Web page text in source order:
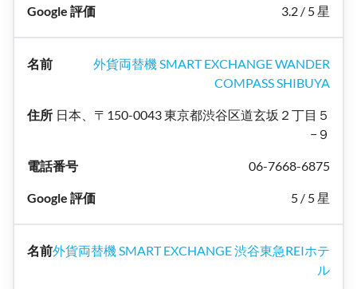
3.2 / 5 星
外貨両替機 SMART EXCHANGE WANDER
COMPASS SHIBUYA
日本、〒150-0043 東京都渋谷区道玄坂２丁目５
−９
06-7668-6875
5 / 5 星
外貨両替機 SMART EXCHANGE 渋谷東急REIホテ
ル